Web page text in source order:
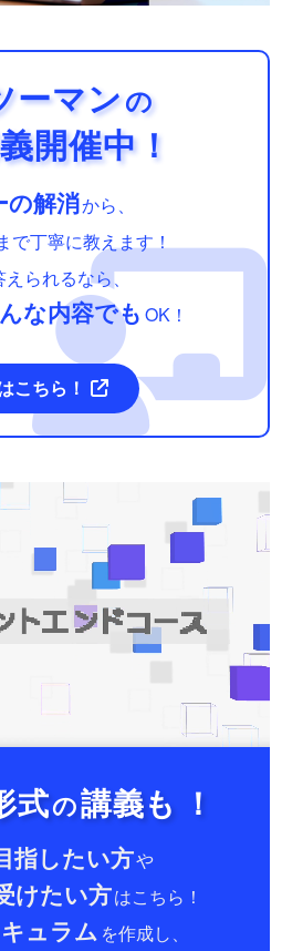
ーマンの
開催中！
の解消から、
で丁寧に教えます！
えられるなら、
な内容でも OK！
こちら！
式の講義も ！
指したい方や
けたい方はこちら！
ュラム を作成し、
ファイア」ボタンの横
ボタンを設置する。アイ
クポーションを選べるよ
最初に３個ずつ所持して
になったら使えなくす
５０回復。マジックポ
復とする。ちなみに、
しようとした場合、最大
のとする。
へ進む」ボタンが出て
「ショップ」というボタ
ップを押すと買えるアイ
て、ポーションやマジッ
ことができる。もちろん
とはできない。
実装できたら、敵を倒す
率で、固有のアイテムを
とする。固有のアイテム
とができる。また、ポー
格の半分の値段で売れる